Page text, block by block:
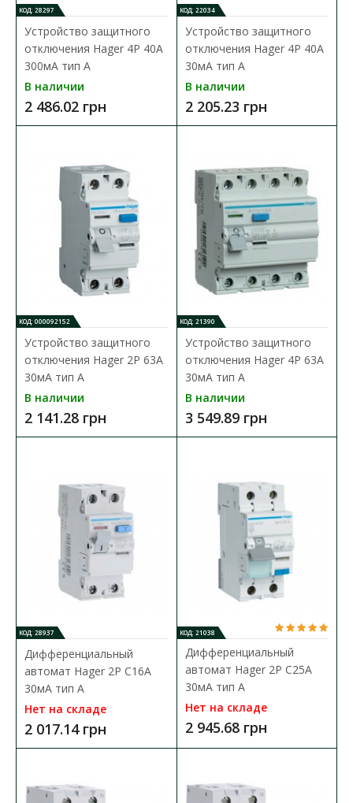
В сравнения
В закладки
Дифференциальный автомат Hager 2P C40A 30мA
тип A
представляет собой уникальное устройство, в котором одно..
3 451.63 грн
В закладки
КОД: 28297
Устройство защитного
отключения Hager 4P 40A
300мA тип A
В наличии
2 486.02 грн
КОД: 22034
Устройство защитного
отключения Hager 4P 40A
30мA тип A
В наличии
2 205.23 грн
КОД: 000092152
Устройство защитного
отключения Hager 2P 63A
30мA тип A
В наличии
2 141.28 грн
КОД: 21390
Устройство защитного
отключения Hager 4P 63A
30мA тип A
В наличии
3 549.89 грн
КОД: 28937
Дифференциальный
автомат Hager 2P C16A
30мA тип A
Нет на складе
2 017.14 грн
КОД: 21038
Дифференциальный
автомат Hager 2P C25A
30мA тип A
Нет на складе
2 945.68 грн